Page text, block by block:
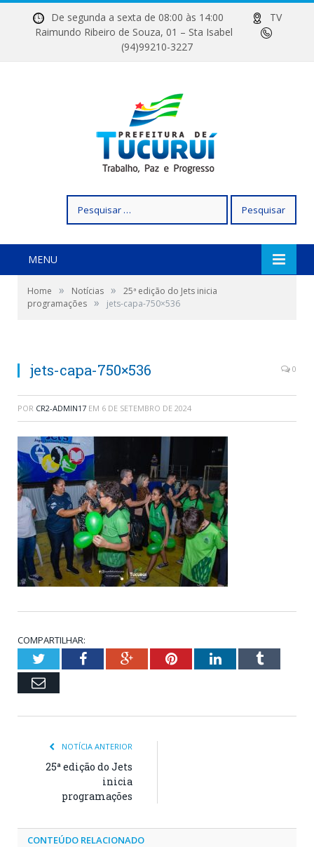
De segunda a sexta de 08:00 às 14:00
TV
Raimundo Ribeiro de Souza, 01 – Sta Isabel
(94)99210-3227
por:
MENU
Home » Notícias »
25ª edição do Jets inicia
programações » jets-capa-750×536
jets-capa-750×536 0
POR CR2-ADMIN17 EM 6 DE SETEMBRO DE 2024
COMPARTILHAR:
TwitterFacebookGoogle+PinterestLinkedInTumblr
Email
NOTÍCIA ANTERIOR
25ª edição do Jets
inicia
programações
CONTEÚDO RELACIONADO